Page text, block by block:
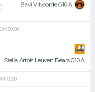
Bavi Vilvoorde G10 A
09:00
Stella Artois Leuven Bears G10 A
12:00